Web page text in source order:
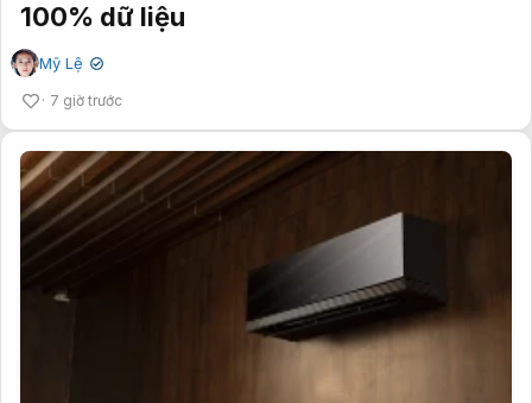
100% dữ liệu
Mỹ Lệ ✔
7 giờ trước